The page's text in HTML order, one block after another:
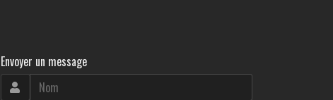
Envoyer un message